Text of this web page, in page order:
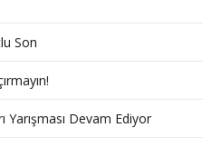
Son
Devam Ediyor